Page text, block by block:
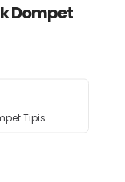
Dompet
Tipis